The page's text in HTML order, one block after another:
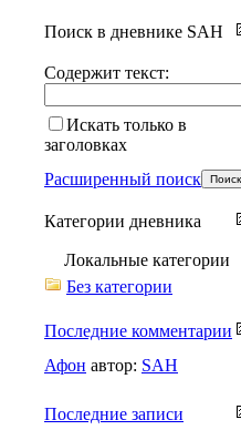
Поиск в дневнике SAH
Содержит текст:
Искать только в
заголовках
Расширенный поиск
Категории дневника
Локальные категории
Без категории
Последние комментарии
Афон автор: SAH
Последние записи